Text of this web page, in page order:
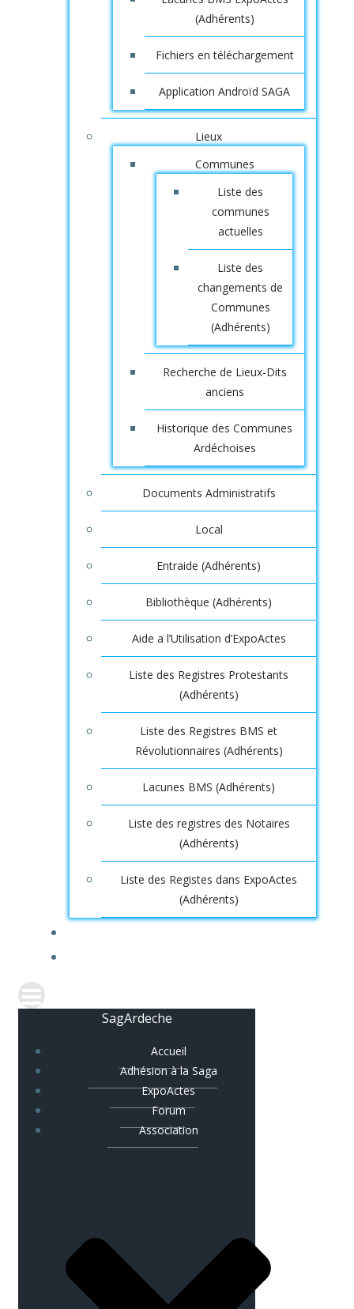
(Adhérents)
Fichiers en téléchargement
Application Androïd SAGA
Lieux
Communes
Liste des
communes
actuelles
Liste des
changements de
Communes
(Adhérents)
Recherche de Lieux-Dits
anciens
Historique des Communes
Ardéchoises
Documents Administratifs
Local
Entraide (Adhérents)
Bibliothèque (Adhérents)
Aide a l’Utilisation d’ExpoActes
Liste des Registres Protestants
(Adhérents)
Liste des Registres BMS et
Révolutionnaires (Adhérents)
Lacunes BMS (Adhérents)
Liste des registres des Notaires
(Adhérents)
Liste des Registes dans ExpoActes
(Adhérents)
SagArdeche
Accueil
Adhésion à la Saga
ExpoActes
Forum
Association